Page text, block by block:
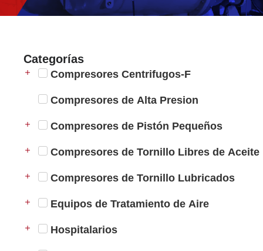
Categorías
Compresores Centrifugos-F
Compresores de Alta Presion
Compresores de Pistón Pequeños
Compresores de Tornillo Libres de Aceite
Compresores de Tornillo Lubricados
Equipos de Tratamiento de Aire
Hospitalarios